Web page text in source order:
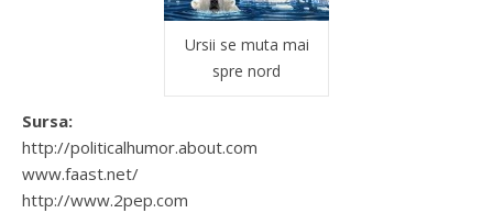
Ursii se muta mai
spre nord
Sursa:
http://politicalhumor.about.com
www.faast.net/
http://www.2pep.com